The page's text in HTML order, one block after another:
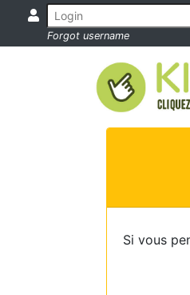
Forgot username
Si vous